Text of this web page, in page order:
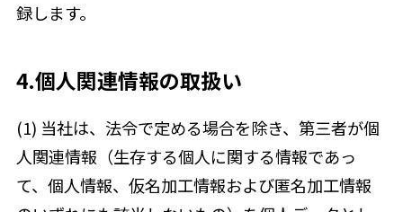
録します。
4.個人関連情報の取扱い
(1) 当社は、法令で定める場合を除き、第三者が個
人関連情報（生存する個人に関する情報であっ
て、個人情報、仮名加工情報および匿名加工情報